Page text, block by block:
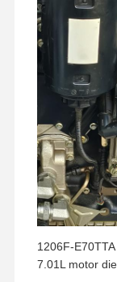
Casos
Perkins Engine
Motor Yanmar
El motor Kubota
Motor
1206F-
7.01L motor